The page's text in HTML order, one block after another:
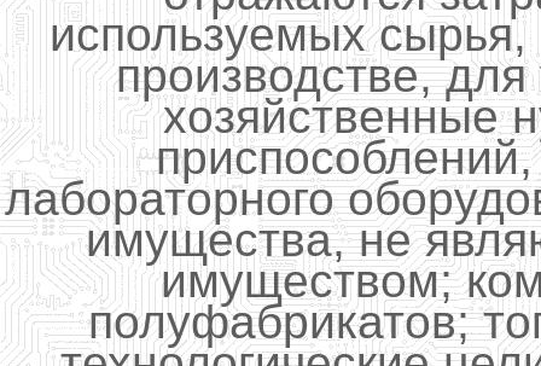
используемых
производстве,
хозяйственные
лабораторного
имущества, не
имуществом;
полуфабрикатов;
технологические